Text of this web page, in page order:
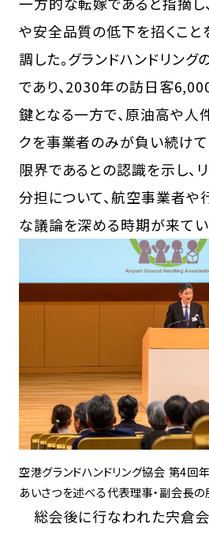
や安全品質の低下を招くこと
調した。グランドハンドリング
であり、2030年の訪日客
鍵となる一方で、原油高や人
クを事業者のみが負い続け
限界であるとの認識を示し、
分担について、航空事業者
な議論を深める時期が来てい
空港グランドハンドリング協会 第4回
あいさつを述べる代表理事・副会長の
総会後に行なわれた宍倉